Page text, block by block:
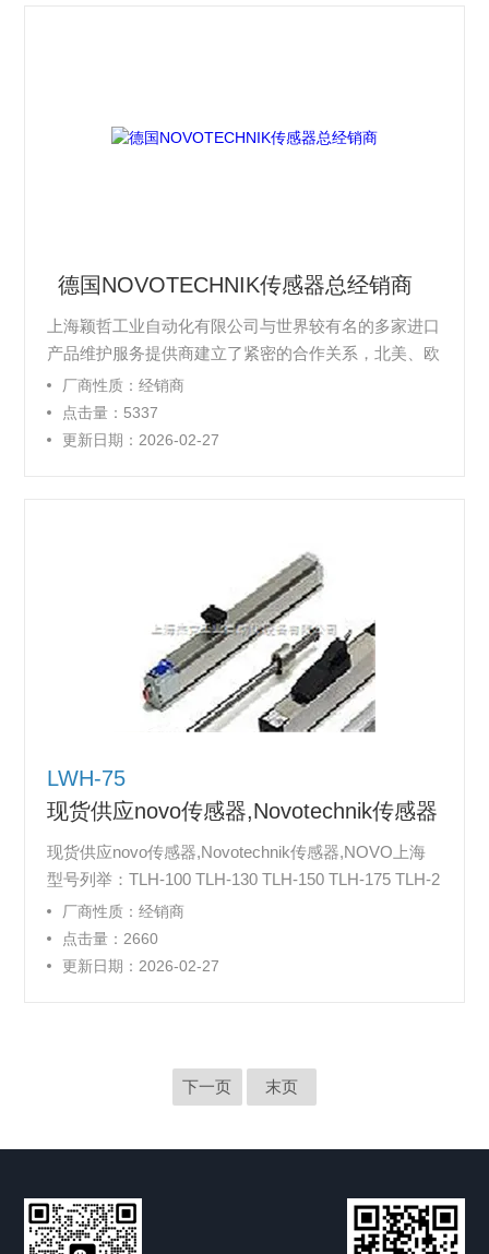
德国NOVOTECHNIK传感器总经销商
上海颖哲工业自动化有限公司与世界较有名的多家进口
产品维护服务提供商建立了紧密的合作关系，北美、欧
洲、亚洲您多能看到我们的身影。我们售出的产品Z长
提供两年的质量保证，并且都经过了严格的测试和认
证。本公司以“诚信、创新、合作、共赢”的经营理念，
厂商性质：经销商
点击量：5337
更新日期：2026-02-27
LWH-75
现货供应novo传感器,Novotechnik传感器
现货供应novo传感器,Novotechnik传感器,NOVO上海
型号列举：TLH-100 TLH-130 TLH-150 TLH-175 TLH-2
00 TLH-225 TLH-275 TLH-300 TLH-325 TLH-360 TLH-
厂商性质：经销商
点击量：2660
更新日期：2026-02-27
下一页 末页